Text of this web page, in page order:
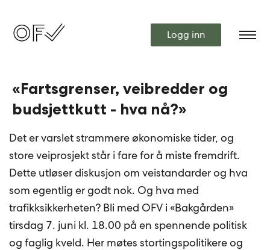
Logg inn
«Fartsgrenser, veibredder og
budsjettkutt - hva nå?»
Det er varslet strammere økonomiske tider, og
store veiprosjekt står i fare for å miste fremdrift.
Dette utløser diskusjon om veistandarder og hva
som egentlig er godt nok. Og hva med
trafikksikkerheten? Bli med OFV i «Bakgården»
tirsdag 7. juni kl. 18.00 på en spennende politisk
og faglig kveld. Her møtes stortingspolitikere og